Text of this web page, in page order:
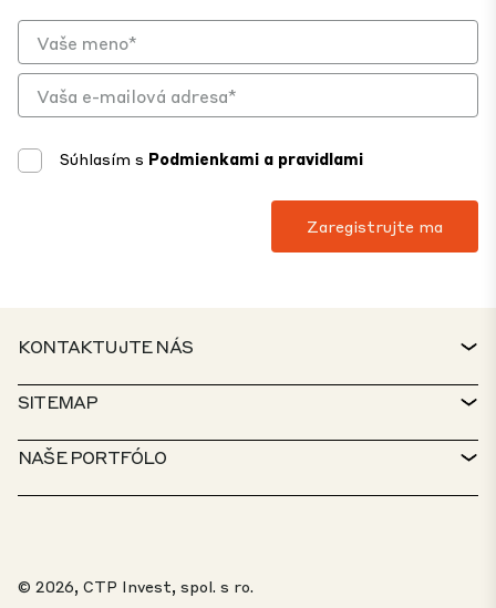
Súhlasím s Podmienkami a pravidlami
KONTAKTUJTE NÁS
KONTAKT
SERVICE DESK
PORTÁL PRE OZNAMOVATEĽOV
SITEMAP
VYHĽADÁVAČ NEHNUTEĽNOSTÍ
UDRŽATEĽNOSŤ
O NÁS
NAŠE PORTFÓLO
20 NAJLEPŠÍCH PARKOV
© 2026, CTP Invest, spol. s ro.